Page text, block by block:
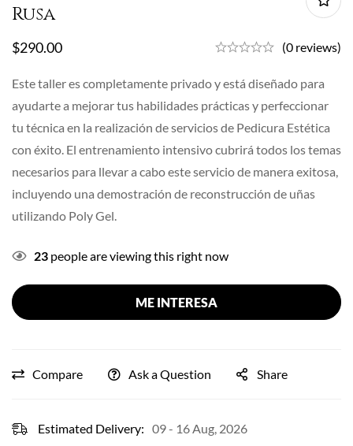
Rusa
$290.00 (0 reviews)
Este taller es completamente privado y está diseñado para
ayudarte a mejorar tus habilidades prácticas y perfeccionar
tu técnica en la realización de servicios de Pedicura Estética
con éxito. El entrenamiento intensivo cubrirá todos los temas
necesarios para llevar a cabo este servicio de manera exitosa,
incluyendo una demostración de reconstrucción de uñas
utilizando Poly Gel.
23 people are viewing this right now
ME INTERESA
Compare Ask a Question Share
Estimated Delivery: 09 - 16 Aug, 2026